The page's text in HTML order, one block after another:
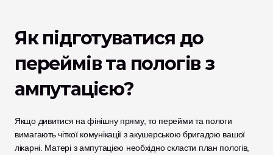
Як підготуватися до
переймів та пологів з
ампутацією?
Якщо дивитися на фінішну пряму, то перейми та пологи
вимагають чіткої комунікації з акушерською бригадою вашої
лікарні. Матері з ампутацією необхідно скласти план пологів,